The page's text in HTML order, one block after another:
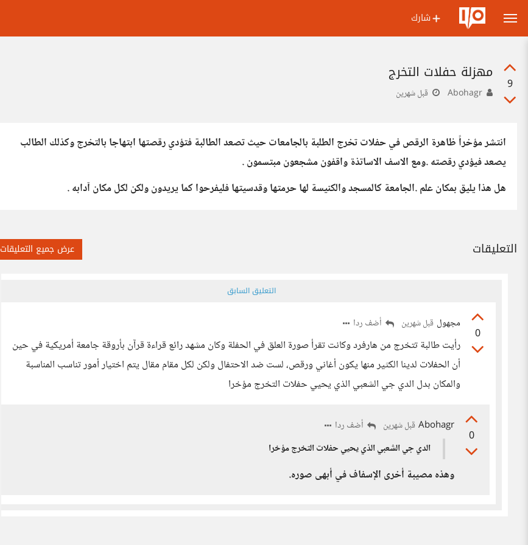
شارك
9
مهزلة حفلات التخرج
قبل شهرين
انتشر مؤخراً ظاهرة الرقص في حفلات تخرج الطلبة بالجامعات حيث تصعد الطالبة فتؤدي رقصتها ابتهاجا بالتخرج وكذلك الطالب
يصعد فيؤدي رقصته .ومع الاسف الاساتذة واقفون مشجعون مبتسمون .
هل هذا يليق بمكان علم .الجامعة كالمسجد والكنيسة لها حرمتها وقدسيتها فليفرحوا كما يريدون ولكن لكل مكان آدابه .
التعليقات عرض جميع التعليقات
التعليق السابق
0
مجهول قبل شهرين أضف ردا
رأيت طالبة تتخرج من هارفرد وكانت تقرأ صورة العلق في الحفلة وكان مشهد رائع قراءة قرآن بأروقة جامعة أمريكية في حين
أن الحفلات لدينا الكثير منها يكون أغاني ورقص، لست ضد الاحتفال ولكن لكل مقام مقال يتم اختيار أمور تناسب المناسبة
والمكان بدل الدي جي الشعبي الذي يحيي حفلات التخرج مؤخرا
0
Abohagr قبل شهرين
أضف ردا
الدي جي الشعبي الذي يحيي حفلات التخرج مؤخرا
وهذه مصيبة أخرى الإسفاف في أبهى صوره.